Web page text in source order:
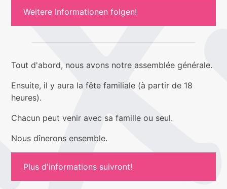
Weitere Informationen folgen!
Tout d'abord, nous avons notre assemblée générale.
Ensuite, il y aura la fête familiale (à partir de 18
heures).
Chacun peut venir avec sa famille ou seul.
Nous dînerons ensemble.
Plus d'informations suivront!